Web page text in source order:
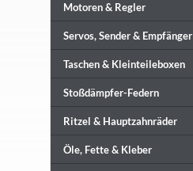
Motoren & Regler
Servos, Sender & Empfänger
Taschen & Kleinteileboxen
Stoßdämpfer-Federn
Ritzel & Hauptzahnräder
Öle, Fette & Kleber